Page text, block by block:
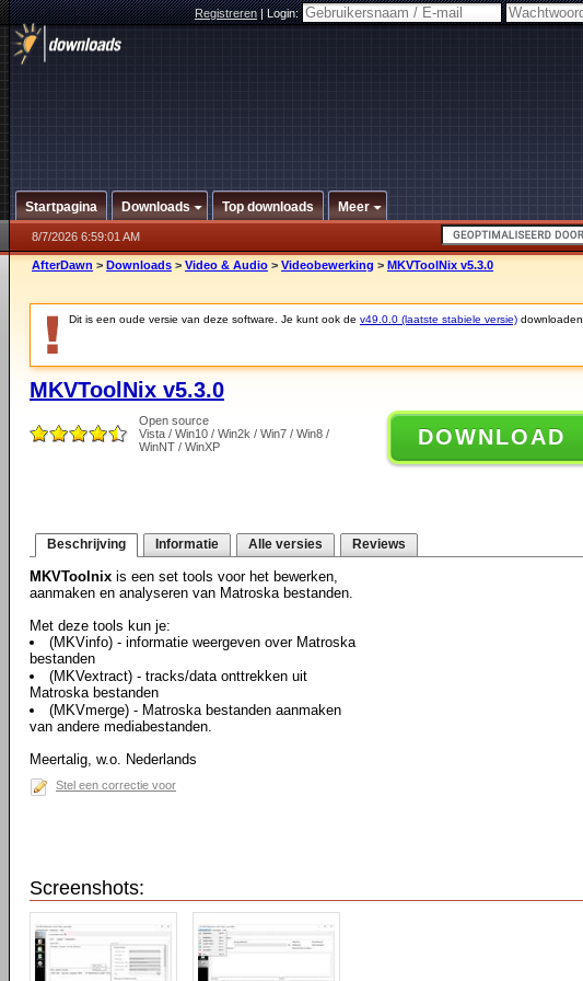
Registreren|Login:
Startpagina Downloads Top downloads Meer
8/7/2026 6:59:01 AM
AfterDawn > Downloads > Video & Audio > Videobewerking > MKVToolNix v5.3.0
Dit is een oude versie van deze software. Je kunt ook de v49.0.0 (laatste stabiele versie) downloaden.
MKVToolNix v5.3.0
Open source
Vista / Win10 / Win2k / Win7 / Win8 /
WinNT / WinXP
DOWNLOAD
Beschrijving Informatie Alle versies Reviews
MKVToolnix is een set tools voor het bewerken,
aanmaken en analyseren van Matroska bestanden.
Met deze tools kun je:
(MKVinfo) - informatie weergeven over Matroska
bestanden
(MKVextract) - tracks/data onttrekken uit
Matroska bestanden
(MKVmerge) - Matroska bestanden aanmaken
van andere mediabestanden.
Meertalig, w.o. Nederlands
Stel een correctie voor
Screenshots: